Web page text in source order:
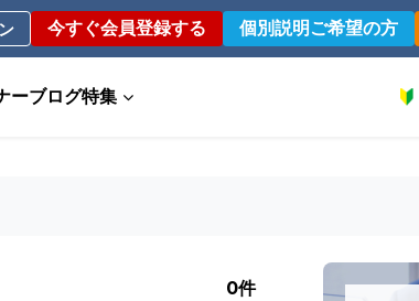
今すぐ会員登録する 個別説明ご希望の方
ーブログ特集
0件